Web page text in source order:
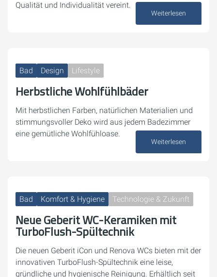
Qualität und Individualität vereint.
Weiterlesen
Bad Design Lifestyle
Herbstliche Wohlfühlbäder
Mit herbstlichen Farben, natürlichen Materialien und
stimmungsvoller Deko wird aus jedem Badezimmer
eine gemütliche Wohlfühloase.
Weiterlesen
Bad Komfort & Hygiene Technologie & Zukunft
Neue Geberit WC-Keramiken mit
TurboFlush-Spültechnik
Die neuen Geberit iCon und Renova WCs bieten mit der
innovativen TurboFlush-Spültechnik eine leise,
gründliche und hygienische Reinigung. Erhältlich seit